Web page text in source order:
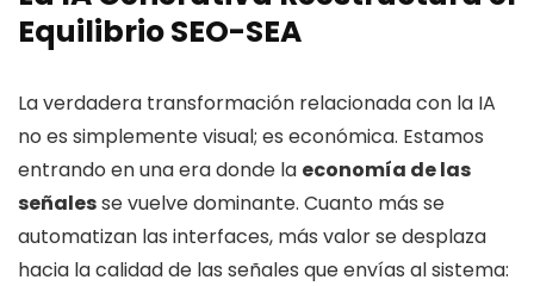
Equilibrio SEO-SEA
La verdadera transformación relacionada con la IA
no es simplemente visual; es económica. Estamos
entrando en una era donde la economía de las
señalesse vuelve dominante. Cuanto más se
automatizan las interfaces, más valor se desplaza
hacia la calidad de las señales que envías al sistema: